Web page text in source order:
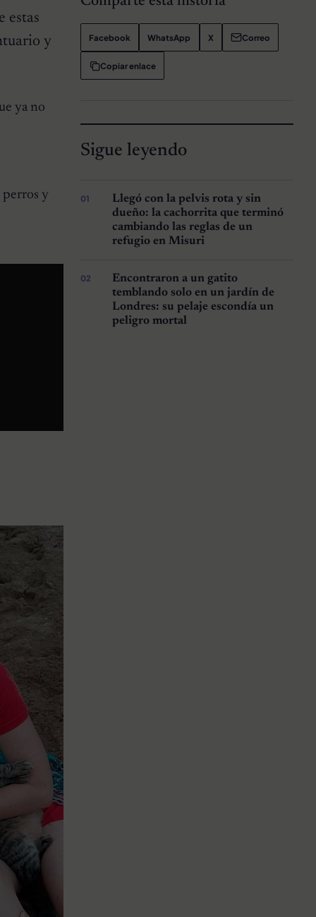
estas
y
ya no
perros y
Facebook WhatsApp X Correo
Copiar enlace
Sigue leyendo
Llegó con la pelvis rota y sin
dueño: la cachorrita que terminó
cambiando las reglas de un
refugio en Misuri
Encontraron a un gatito
temblando solo en un jardín de
Londres: su pelaje escondía un
peligro mortal